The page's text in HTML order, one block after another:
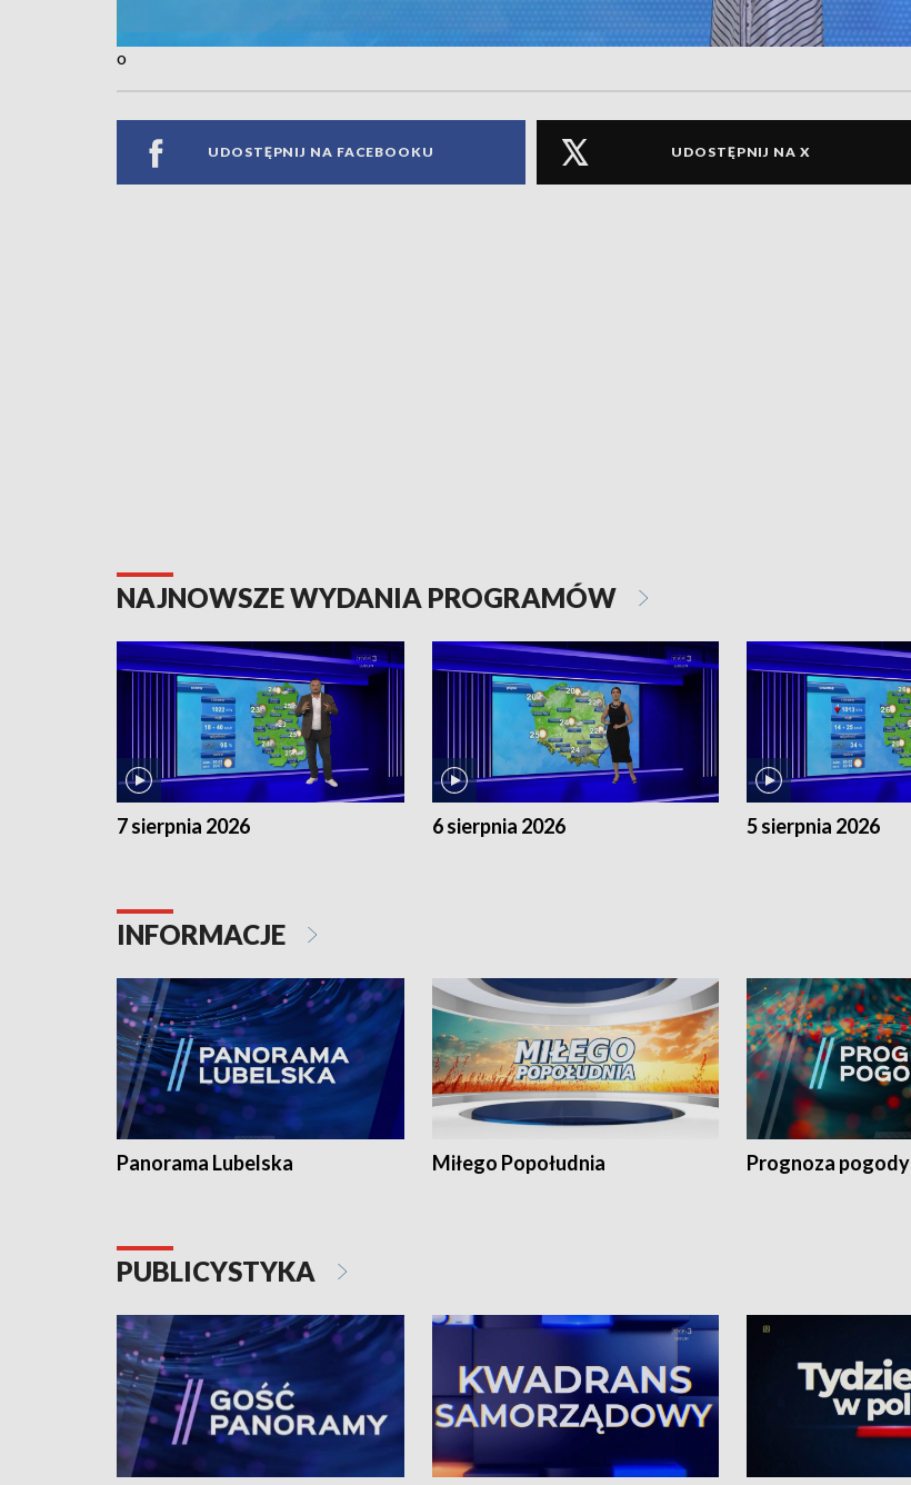
o
UDOSTĘPNIJ NA FACEBOOKU UDOSTĘPNIJ NA X
NAJNOWSZE WYDANIA PROGRAMÓW
7 sierpnia 2026 6 sierpnia 2026 5 sierpnia 2026
INFORMACJE
Panorama Lubelska Miłego Popołudnia Prognoza pogody
PUBLICYSTYKA